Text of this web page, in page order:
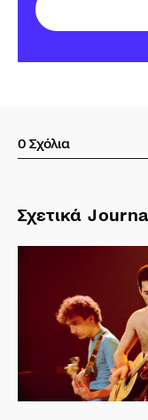
0 Σχόλια
Σχετικά